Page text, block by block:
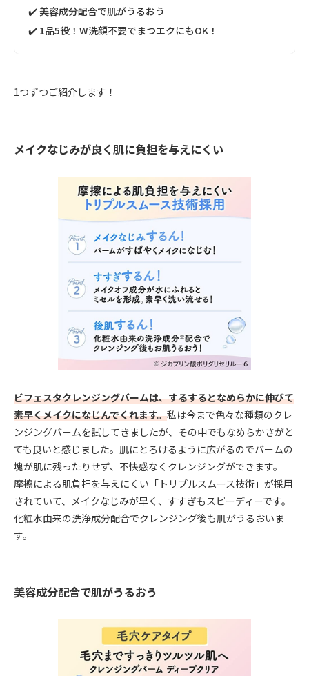
✔️ 美容成分配合で肌がうるおう
✔️ 1品5役！W洗顔不要でまつエクにもOK！
1つずつご紹介します！
メイクなじみが良く肌に負担を与えにくい
ビフェスタクレンジングバームは、するするとなめらかに伸びて
素早くメイクになじんでくれます。私は今まで色々な種類のクレ
ンジングバームを試してきましたが、その中でもなめらかさがと
ても良いと感じました。肌にとろけるように広がるのでバームの
塊が肌に残ったりせず、不快感なくクレンジングができます。
摩擦による肌負担を与えにくい「トリプルスムース技術」が採用
されていて、メイクなじみが早く、すすぎもスピーディーです。
化粧水由来の洗浄成分配合でクレンジング後も肌がうるおいま
す。
美容成分配合で肌がうるおう